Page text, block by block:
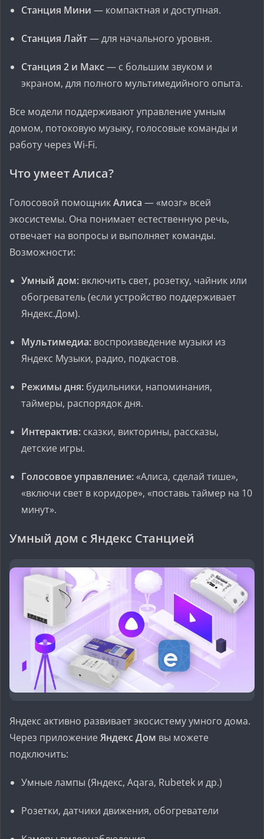
Станция Мини — компактная и доступная.
Станция Лайт— для начального уровня.
Станция 2 и Макс— с большим звуком и
экраном, для полного мультимедийного опыта.
Все модели поддерживают управление умным
домом, потоковую музыку, голосовые команды и
работу через Wi-Fi.
Что умеет Алиса?
Голосовой помощникАлиса — «мозг» всей
экосистемы. Она понимает естественную речь,
отвечает на вопросы и выполняет команды.
Возможности:
Умный дом: включить свет, розетку, чайник или
обогреватель (если устройство поддерживает
Яндекс.Дом).
Мультимедиа: воспроизведение музыки из
Яндекс Музыки, радио, подкастов.
Режимы дня: будильники, напоминания,
таймеры, распорядок дня.
Интерактив: сказки, викторины, рассказы,
детские игры.
Голосовое управление:«Алиса, сделай тише»,
«включи свет в коридоре», «поставь таймер на 10
минут».
Умный дом с Яндекс Станцией
Яндекс активно развивает экосистему умного дома.
Через приложениеЯндекс Дом вы можете
подключить:
Умные лампы (Яндекс, Aqara, Rubetek и др.)
Розетки, датчики движения, обогреватели